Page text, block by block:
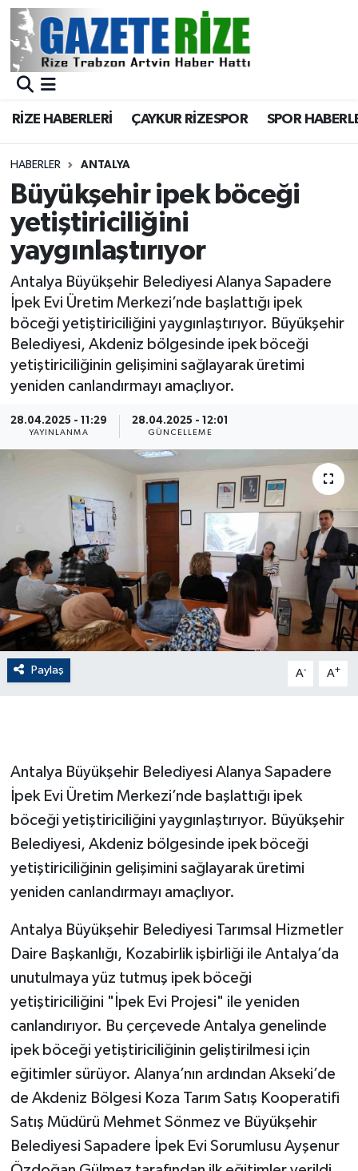
RİZE HABERLERİ ÇAYKUR RİZESPOR SPOR
HABERLER ANTALYA
Büyükşehir ipek böceği
yetiştiriciliğini
yaygınlaştırıyor
Antalya Büyükşehir Belediyesi Alanya Sapadere
İpek Evi Üretim Merkezi’nde başlattığı ipek
böceği yetiştiriciliğini yaygınlaştırıyor. Büyükşehir
Belediyesi, Akdeniz bölgesinde ipek böceği
yetiştiriciliğinin gelişimini sağlayarak üretimi
yeniden canlandırmayı amaçlıyor.
28.04.2025 - 11:29
YAYINLANMA
28.04.2025 - 12:01
GÜNCELLEME
Paylaş A- A+
Antalya Büyükşehir Belediyesi Alanya Sapadere
İpek Evi Üretim Merkezi’nde başlattığı ipek
böceği yetiştiriciliğini yaygınlaştırıyor. Büyükşehir
Belediyesi, Akdeniz bölgesinde ipek böceği
yetiştiriciliğinin gelişimini sağlayarak üretimi
yeniden canlandırmayı amaçlıyor.
Antalya Büyükşehir Belediyesi Tarımsal Hizmetler
Daire Başkanlığı, Kozabirlik işbirliği ile Antalya’da
unutulmaya yüz tutmuş ipek böceği
yetiştiriciliğini "İpek Evi Projesi" ile yeniden
canlandırıyor. Bu çerçevede Antalya genelinde
ipek böceği yetiştiriciliğinin geliştirilmesi için
eğitimler sürüyor. Alanya’nın ardından Akseki’de
de Akdeniz Bölgesi Koza Tarım Satış Kooperatifi
Satış Müdürü Mehmet Sönmez ve Büyükşehir
Belediyesi Sapadere İpek Evi Sorumlusu Ayşenur
BÖLGEMİZ
Asayiş
Rize Jandarma Komutanlığı
Bilim Teknoloji
Bölge
Advertising news
Canlı Maç
ÇEVRE
Dış Haberler
EĞİTİM
EKONOMİ
English News
Finans
Flaş Haber
GÜNDEM
Güvenlik
HABERDE İNSAN
İş Dünyası
Jandarma
Kadın
KÜLTÜR SANAT
MAGAZİN
Otomobil
Merkez Nöbetçi Eczaneler
Merkez Trafik Yoğunluk Haritası
Süper Lig Puan Durumu ve Fikstür
Tüm Manşetler
Son Dakika Haberleri
Haber Arşivi